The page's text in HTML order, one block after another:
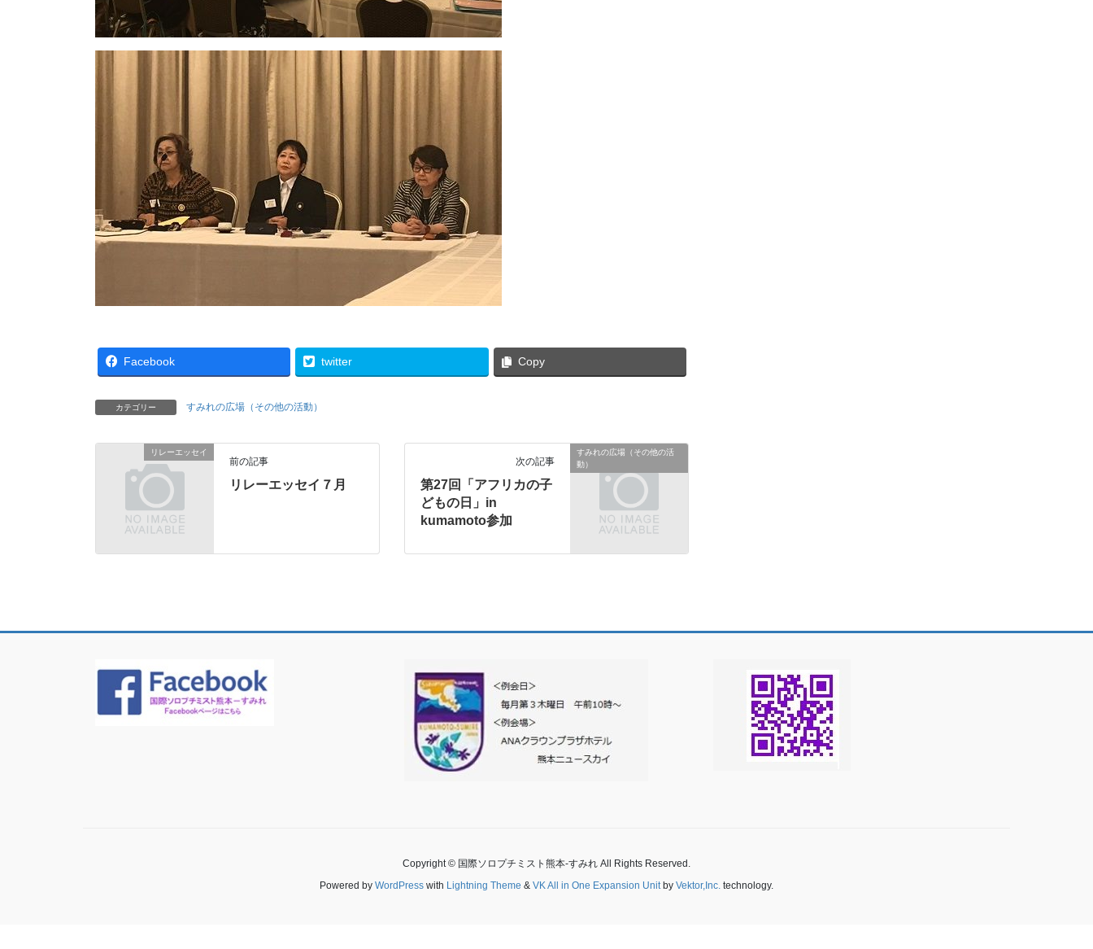
Facebook twitter Copy
カテゴリー すみれの広場（その他の活動）
リレーエッセイ
前の記事
リレーエッセイ７月
すみれの広場（その他の活
動）
次の記事
第27回「アフリカの子
どもの日」in
kumamoto参加
Copyright © 国際ソロプチミスト熊本-すみれ All Rights Reserved.
Powered by WordPress with Lightning Theme & VK All in One Expansion Unitby Vektor,Inc. technology.